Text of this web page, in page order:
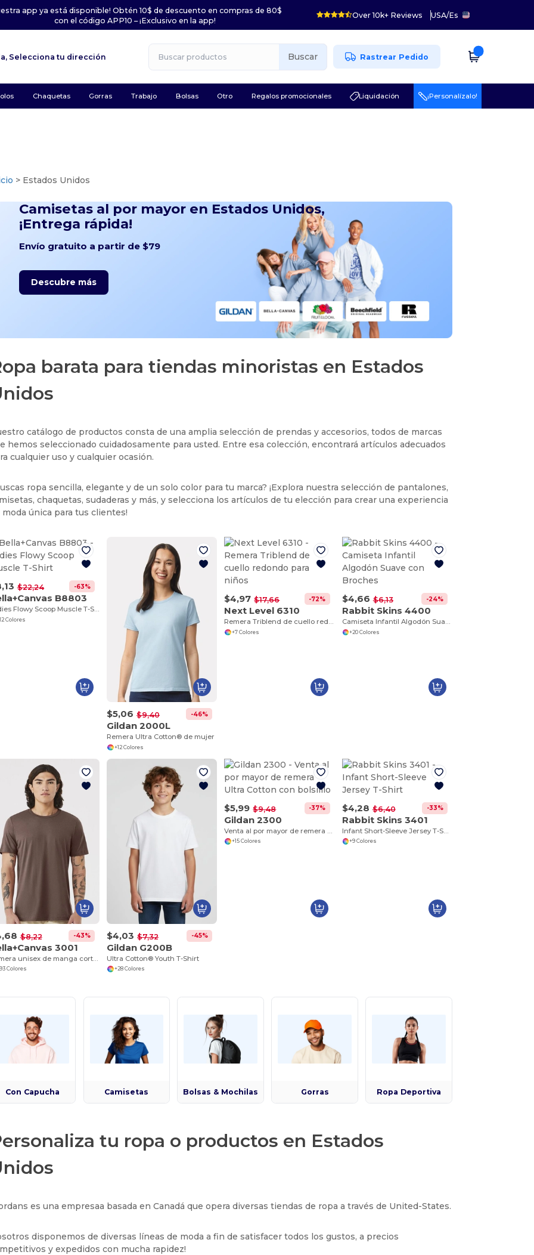
app ya está disponible! Obtén 10$ de descuento en compras de 80$
con el código APP10 – ¡Exclusivo en la app!
Over 10k+ Reviews USA/Es
Selecciona tu dirección Buscar Rastrear Pedido
Chaquetas Gorras Trabajo Bolsas Otro Regalos promocionales Liquidación ¡Personalízalo!
> Estados Unidos
Camisetas al por mayor en Estados Unidos,
¡Entrega rápida!
Envío gratuito a partir de $79
Descubre más
barata para tiendas minoristas en Estados
catálogo de productos consta de una amplia selección de prendas y accesorios, todos de marcas
hemos seleccionado cuidadosamente para usted. Entre esa colección, encontrará artículos adecuados
cualquier uso y cualquier ocasión.
ropa sencilla, elegante y de un solo color para tu marca? ¡Explora nuestra selección de pantalones,
chaquetas, sudaderas y más, y selecciona los artículos de tu elección para crear una experiencia
moda única para tus clientes!
$22,24 -63%
B8803
Ladies Flowy Scoop Muscle T-Shirt
Colores
$5,06 $9,40 -46%
Gildan 2000L
Remera Ultra Cotton® de mujer
+12 Colores
$4,97 $17,66 -72%
Next Level 6310
Remera Triblend de cuello redondo para niños
+7 Colores
$4,66 $6,13 -24%
Rabbit Skins 4400
Camiseta Infantil Algodón Suave con Broches
+20 Colores
$8,22 -43%
3001
Remera unisex de manga corta Jersey
Colores
$4,03 $7,32 -45%
Gildan G200B
Ultra Cotton® Youth T-Shirt
+28 Colores
$5,99 $9,48 -37%
Gildan 2300
Venta al por mayor de remera Ultra Cotton con bolsilllo
+15 Colores
$4,28 $6,40 -33%
Rabbit Skins 3401
Infant Short-Sleeve Jersey T-Shirt
+9 Colores
Con Capucha Camisetas Bolsas & Mochilas Gorras Ropa Deportiva
tu ropa o productos en Estados
es una empresaa basada en Canadá que opera diversas tiendas de ropa a través de United-States.
disponemos de diversas líneas de moda a fin de satisfacer todos los gustos, a precios
y expedidos con mucha rapidez!